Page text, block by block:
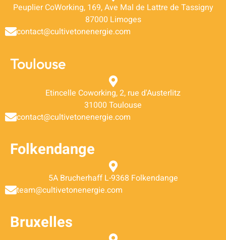
Peuplier CoWorking, 169, Ave Mal de Lattre de Tassigny
87000 Limoges
contact@cultivetonenergie.com
Toulouse
Etincelle Coworking, 2, rue d'Austerlitz
31000 Toulouse
contact@cultivetonenergie.com
Folkendange
5A Brucherhaff L-9368 Folkendange​
team@cultivetonenergie.com
Bruxelles​